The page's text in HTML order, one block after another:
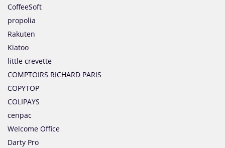
CoffeeSoft
propolia
Rakuten
Kiatoo
little crevette
COMPTOIRS RICHARD PARIS
COPYTOP
COLIPAYS
cenpac
Welcome Office
Darty Pro